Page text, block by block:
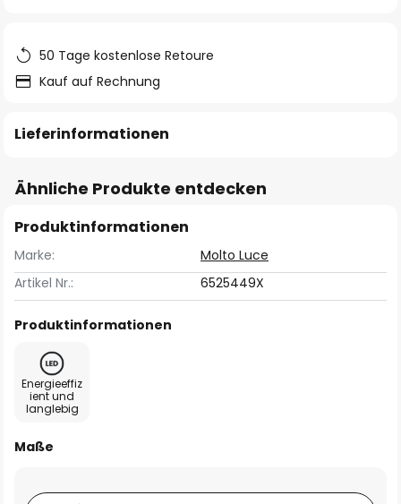
50 Tage kostenlose Retoure
Kauf auf Rechnung
Lieferinformationen
Ähnliche Produkte entdecken
Produktinformationen
Marke:
Molto Luce
Artikel Nr.:
6525449X
Produktinformationen
Energieeffiz
ient und
langlebig
Maße